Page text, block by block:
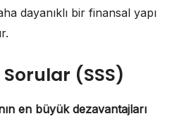
dayanıklı bir finansal yapı
(SSS)
en büyük dezavantajları